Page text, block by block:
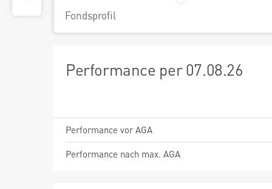
Fondsprofil
Performance per 07.08.26
Performance vor AGA
Performance nach max. AGA